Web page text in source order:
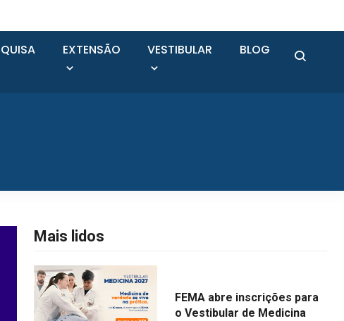
EXTENSÃO VESTIBULAR BLOG
Mais lidos
FEMA abre inscrições para
o Vestibular de Medicina